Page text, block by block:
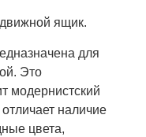
ящик.
для
Это
модернистский
наличие
цвета,